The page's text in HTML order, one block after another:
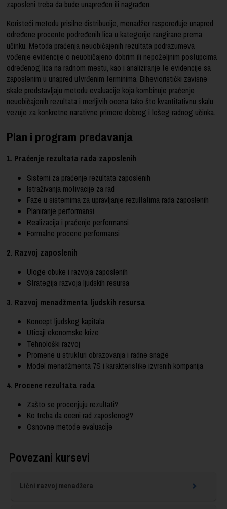
zaposleni treba da bude unapređen ili nagrađen.
Koristeći metodu prisilne distribucije, menadžer raspoređuje unapred
određene procente podređenih lica u kategorije rangirane prema
učinku. Metoda praćenja neuobičajenih rezultata podrazumeva
vođenje evidencije o neuobičajeno dobrim ili nepoželjnim postupcima
određenog lica na radnom mestu, kao i analiziranje te evidencije sa
zaposlenim u unapred utvrđenim terminima. Bihevioristički zavisne
skale predstavljaju metodu evaluacije koja kombinuje praćenje
neuobičajenih rezultata i merljivih ocena tako što kvantitativnu skalu
vezuje za konkretne narativne primere dobrog i lošeg radnog učinka.
Plan i program predavanja
1. Praćenje rezultata rada zaposlenih
Sistemi za praćenje rezultata zaposlenih
Istraživanja motivacije za rad
Faze u sistemima za upravljanje rezultatima rada zaposlenih
Planiranje performansi
Realizacija i praćenje performansi
Formalne procene performansi
2. Razvoj zaposlenih
Uloge obuke i razvoja zaposlenih
Strategija razvoja ljudskih resursa
3. Razvoj menadžmenta ljudskih resursa
Koncept ljudskog kapitala
Uticaji ekonomske krize
Tehnološki razvoj
Promene u strukturi obrazovanja i radne snage
Model menadžmenta 7S i karakteristike izvrsnih kompanija
4. Procene rezultata rada
Zašto se procenjuju rezultati?
Ko treba da oceni rad zaposlenog?
Osnovne metode evaluacije
Povezani kursevi
Lični razvoj menadžera